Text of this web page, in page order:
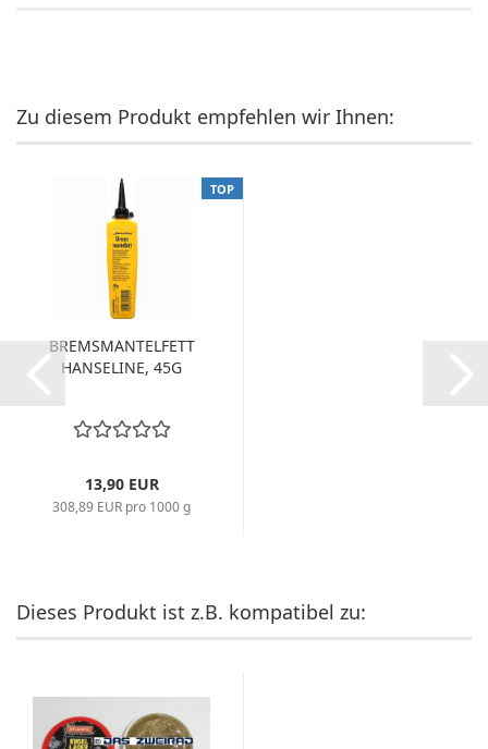
Zu diesem Produkt empfehlen wir Ihnen:
TOP
BREMSMANTELFETT
HANSELINE, 45G
13,90 EUR
308,89 EUR pro 1000 g
Dieses Produkt ist z.B. kompatibel zu: